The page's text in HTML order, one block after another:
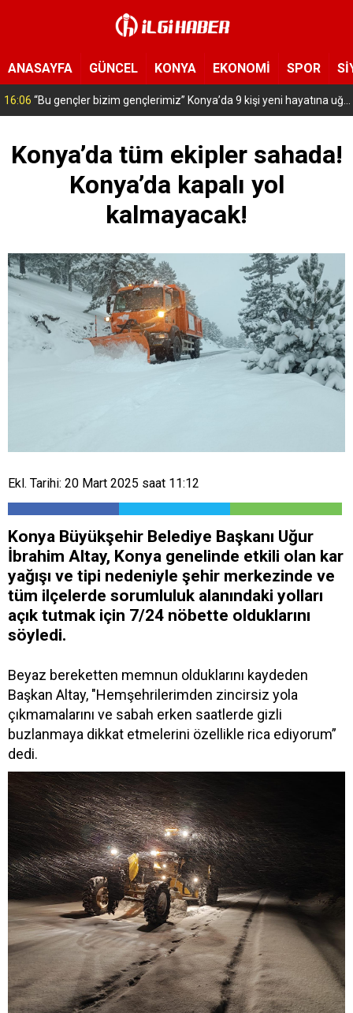
ANASAYFA GÜNCEL KONYA EKONOMİ SPOR
16:03 Asırlık vakıf geleneği Konya’da yaşatılıyor! Cuma namazı sonrası vatandaşlara karpuz ikramı
Konya’da tüm ekipler sahada!
Konya’da kapalı yol
kalmayacak!
Ekl. Tarihi: 20 Mart 2025 saat 11:12
Konya Büyükşehir Belediye Başkanı Uğur
İbrahim Altay, Konya genelinde etkili olan kar
yağışı ve tipi nedeniyle şehir merkezinde ve
tüm ilçelerde sorumluluk alanındaki yolları
açık tutmak için 7/24 nöbette olduklarını
söyledi.
Beyaz bereketten memnun olduklarını kaydeden
Başkan Altay, "Hemşehrilerimden zincirsiz yola
çıkmamalarını ve sabah erken saatlerde gizli
buzlanmaya dikkat etmelerini özellikle rica ediyorum”
dedi.